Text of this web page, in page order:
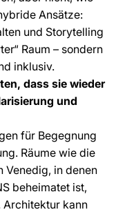
Ansätze:
und Storytelling
Raum – sondern
inklusiv.
dass sie wieder
und
für Begegnung
Räume wie die
Venedig, in denen
beheimatet ist,
Architektur kann